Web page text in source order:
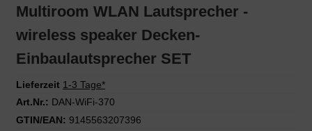
Multiroom WLAN Lautsprecher -
wireless speaker Decken-
Einbaulautsprecher SET
Lieferzeit 1-3 Tage*
Art.Nr.: DAN-WiFi-370
GTIN/EAN: 9145563207396